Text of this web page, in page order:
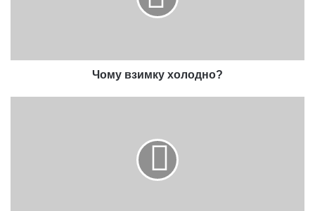
Чому взимку холодно?